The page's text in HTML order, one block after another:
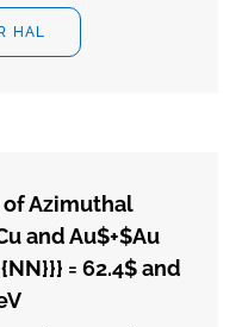
HAL
Azimuthal
and Au$+$Au
= 62.4$ and